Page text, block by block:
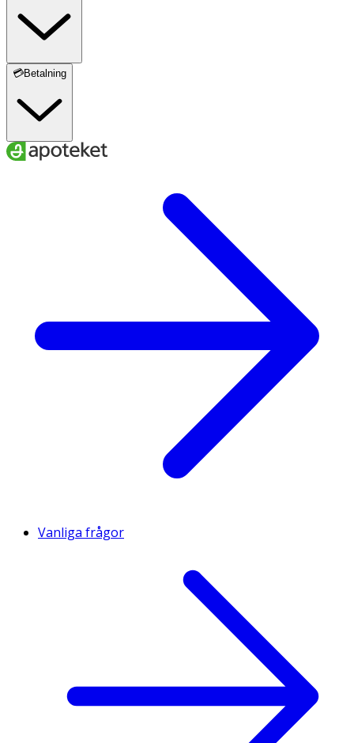
💳Betalning
Vanliga frågor